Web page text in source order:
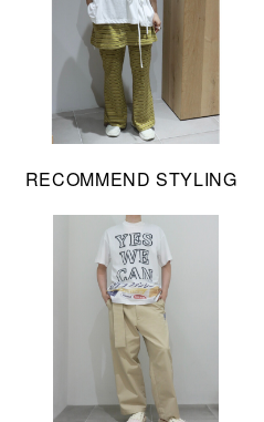
RECOMMEND STYLING